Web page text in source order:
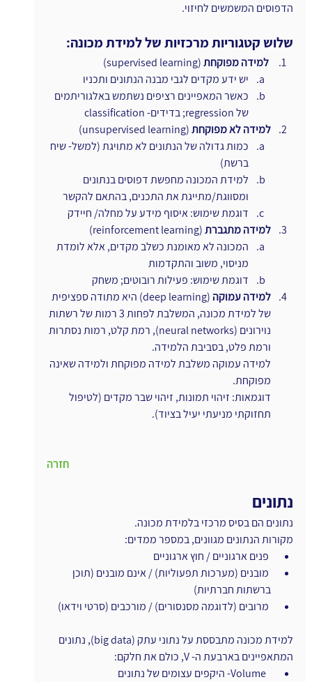
הדפוסים המשמשים לחיזוי.
שלוש קטגוריות מרכזיות של למידת מכונה:
למידה מפוקחת (supervised learning)
יש ידע מקדים לגבי מבנה הנתונים ותכניו
כאשר המאפיינים רציפים נשתמש באלגוריתמים
של regression; בדידים- classification
למידה לא מפוקחת (unsupervised learning)
כמות גדולה של הנתונים לא מתויגת (למשל- שיח
ברשת)
למידת המכונה מחפשת דפוסים בנתונים
ומסווגת/מתייגת את התכנים, בהתאם להקשר
דוגמת שימוש: איסוף מידע על מחלה/ חיידק
למידה מתגברת (reinforcement learning)
המכונה לא מאומנת כשלב מקדים, אלא לומדת
מניסוי, משוב והתקדמות
דוגמת שימוש: פעילות רובוטים; משחק
למידה עמוקה
(deep learning) היא מתודה ספציפית
של למידת מכונה, המשלבת לפחות 3 רמות של רשתות
נוירונים (neural networks), רמת קלט, רמות נסתרות
ורמת פלט, בסביבת הלמידה.
למידה עמוקה משלבת למידה מפוקחת ולמידה שאינה
מפוקחת.
דוגמאות: זיהוי תמונות, זיהוי שבר מקדים (לטיפול
תחזוקתי מניעתי יעיל בציוד).
חזרה
נתונים
נתונים הם בסיס מרכזי בלמידת מכונה.
מקורות הנתונים מגוונים, במספר ממדים:
מובנים (מערכות תפעוליות) / אינם מובנים (תוכן
ברשתות חברתיות)
למידת מכונה מתבססת על נתוני עתק (big data), נתונים
המתאפיינים בארבעת ה- V, כולם את חלקם:
Volume- היקפים עצומים של נתונים